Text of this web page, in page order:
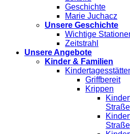
Geschichte
Marie Juchacz
Unsere Geschichte
Wichtige
Zeitstrahl
Unsere Angebote
Kinder & Familien
Griffbereit
Krippen
Straße